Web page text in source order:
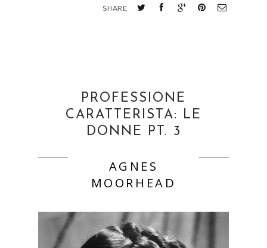
SHARE
PROFESSIONE
CARATTERISTA: LE
DONNE PT. 3
AGNES
MOORHEAD